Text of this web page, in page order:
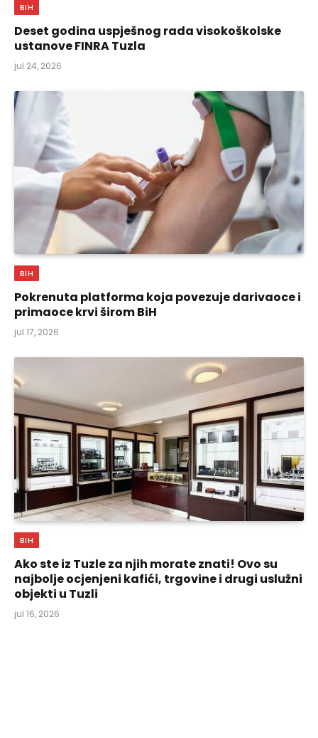
BIH
Deset godina uspješnog rada visokoškolske
ustanove FINRA Tuzla
jul 24, 2026
BIH
Pokrenuta platforma koja povezuje darivaoce i
primaoce krvi širom BiH
jul 17, 2026
BIH
Ako ste iz Tuzle za njih morate znati! Ovo su
najbolje ocjenjeni kafići, trgovine i drugi uslužni
objekti u Tuzli
jul 16, 2026